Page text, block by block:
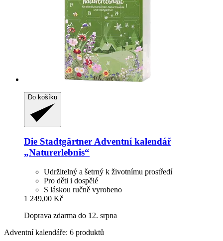
Do košíku
Die StadtgärtnerAdventní kalendář
„Naturerlebnis“
Udržitelný a šetrný k životnímu prostředí
Pro děti i dospělé
S láskou ručně vyrobeno
1 249,00 Kč
Doprava zdarma do 12. srpna
Adventní kalendáře: 6 produktů